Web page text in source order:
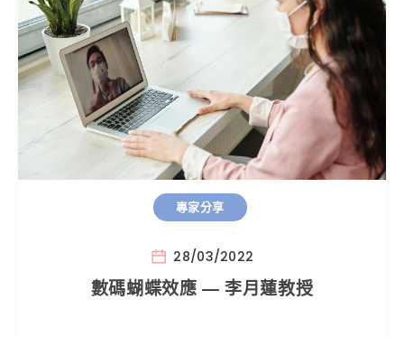
專家分享
28/03/2022
數碼蝴蝶效應 — 李月蓮教授